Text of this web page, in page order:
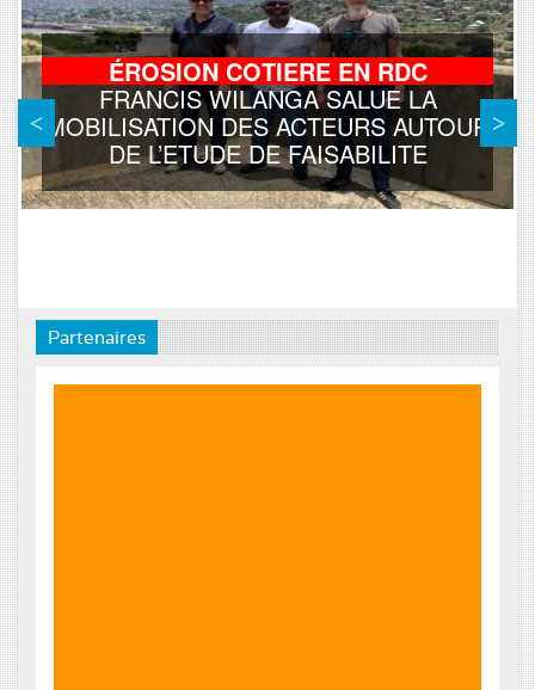
ÉROSION COTIERE EN RDC
FRANCIS WILANGA SALUE LA
MOBILISATION DES ACTEURS AUTOUR
DE L’ETUDE DE FAISABILITE
Partenaires